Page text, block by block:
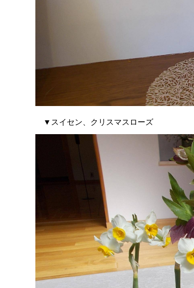
▼スイセン、クリスマスローズ